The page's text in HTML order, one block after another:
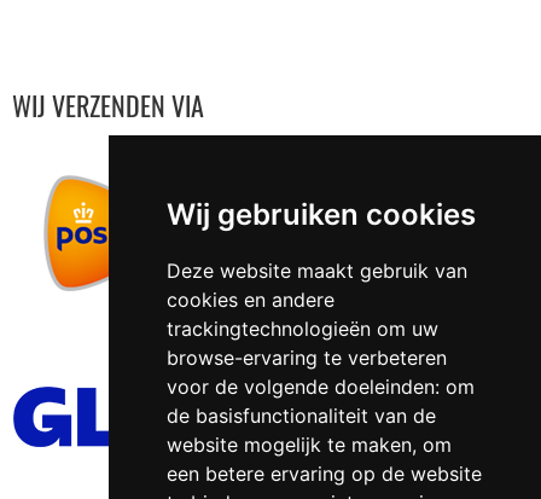
Wij gebruiken cookies
Deze website maakt gebruik van
cookies en andere
trackingtechnologieën om uw
browse-ervaring te verbeteren
voor de volgende doeleinden: om
de basisfunctionaliteit van de
website mogelijk te maken, om
een betere ervaring op de website
WIJ VERZENDEN VIA